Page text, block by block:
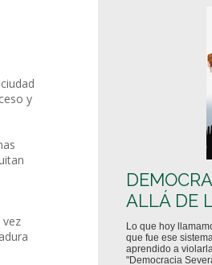
y
vez
ALLÁ DE
Lo que hoy
que fue ese
aprendido a
"Democracia